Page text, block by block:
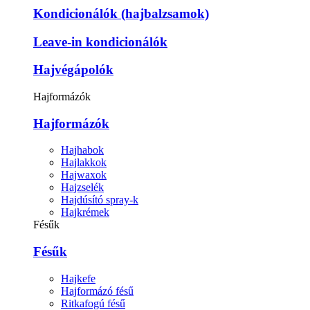
Kondicionálók (hajbalzsamok)
Leave-in kondicionálók
Hajvégápolók
Hajformázók
Hajformázók
Hajhabok
Hajlakkok
Hajwaxok
Hajzselék
Hajdúsító spray-k
Hajkrémek
Fésűk
Fésűk
Hajkefe
Hajformázó fésű
Ritkafogú fésű